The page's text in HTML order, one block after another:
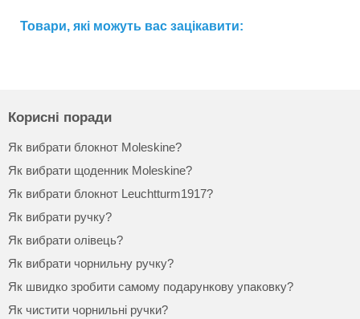
Товари, які можуть вас зацікавити:
Корисні поради
Як вибрати блокнот Moleskine?
Як вибрати щоденник Moleskine?
Як вибрати блокнот Leuchtturm1917?
Як вибрати ручку?
Як вибрати олівець?
Як вибрати чорнильну ручку?
Як швидко зробити самому подарункову упаковку?
Як чистити чорнильні ручки?